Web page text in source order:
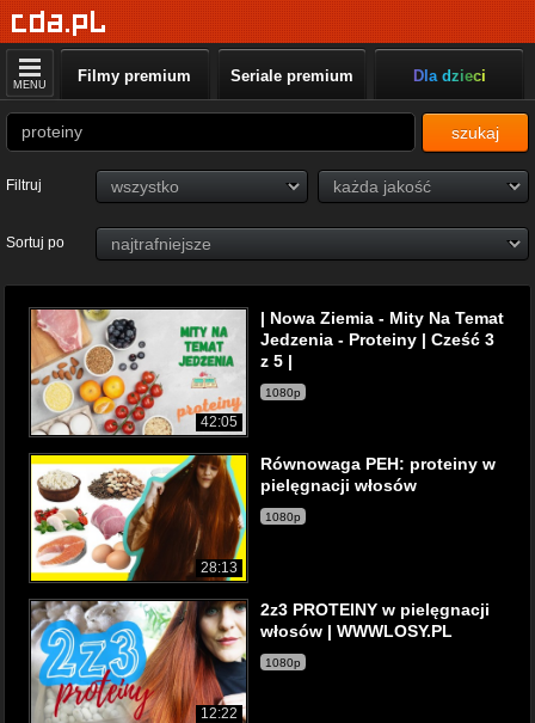
MENU Filmy premium Seriale premium Dla dzieci
szukaj
Filtruj
Sortuj po
42:05
| Nowa Ziemia - Mity Na Temat
Jedzenia - Proteiny | Cześć 3
z 5 |
1080p
28:13
Równowaga PEH: proteiny w
pielęgnacji włosów
1080p
12:22
2z3 PROTEINY w pielęgnacji
włosów | WWWLOSY.PL
1080p